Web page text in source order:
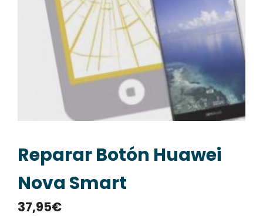
Reparar Botón Huawei
Nova Smart
37,95€